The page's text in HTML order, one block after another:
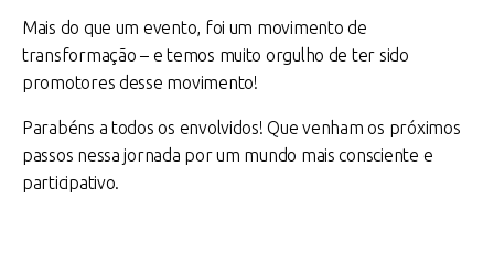
Mais do que um evento, foi um movimento de
transformação – e temos muito orgulho de ter sido
promotores desse movimento!
Parabéns a todos os envolvidos! Que venham os próximos
passos nessa jornada por um mundo mais consciente e
participativo.